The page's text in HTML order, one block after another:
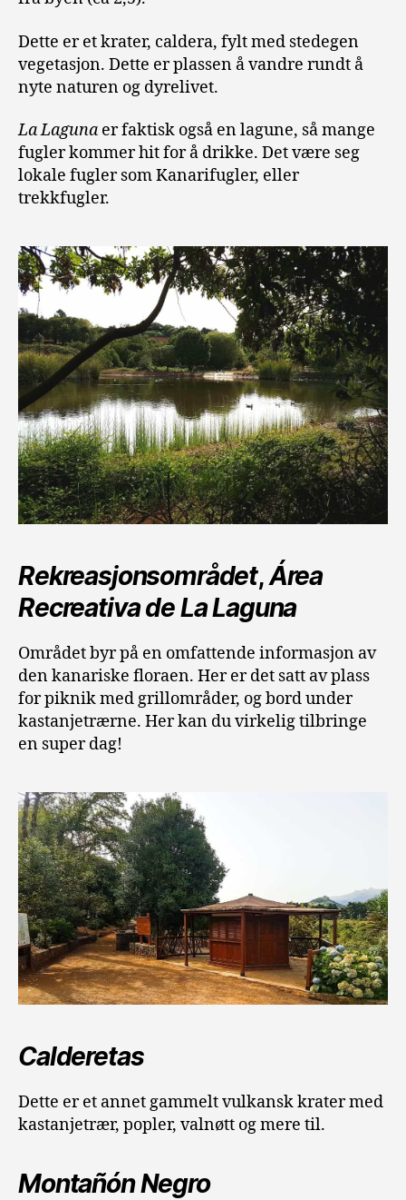
Dette er et krater, caldera, fylt med stedegen
vegetasjon. Dette er plassen å vandre rundt å
nyte naturen og dyrelivet.
La Laguna er faktisk også en lagune, så mange
fugler kommer hit for å drikke. Det være seg
lokale fugler som Kanarifugler, eller
trekkfugler.
Rekreasjonsområdet,Área
Recreativa de La Laguna
Området byr på en omfattende informasjon av
den kanariske floraen. Her er det satt av plass
for piknik med grillområder, og bord under
kastanjetrærne. Her kan du virkelig tilbringe
en super dag!
Calderetas
Dette er et annet gammelt vulkansk krater med
kastanjetrær, popler, valnøtt og mere til.
Montañón Negro